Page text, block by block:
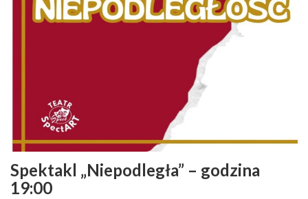
Spektakl „Niepodległa” – godzina
19:00